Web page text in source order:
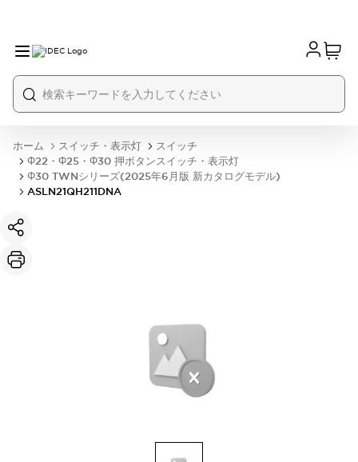
ホーム スイッチ・表示灯
スイッチ
Φ22・Φ25・Φ30 押ボタンスイッチ・表示灯
Φ30 TWNシリーズ(2025年6月版 新カタログモデル)
ASLN21QH211DNA